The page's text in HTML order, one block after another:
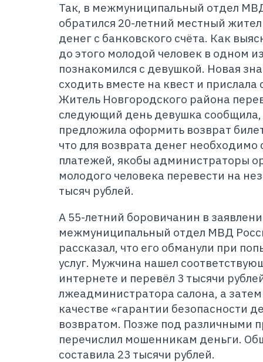
Так, в межмуниципальный отдел
обратился 20-летний местный
денег с банковского счёта. Как
до этого молодой человек в одном
познакомился с девушкой. Новая
сходить вместе на квест и прислала
Житель Новгородского района
следующий день девушка
предложила оформить возврат
что для возврата денег
платежей, якобы администраторы
молодого человека перевести на
тысяч рублей.
А 55-летний боровичанин в
межмуниципальный отдел МВД
рассказал, что его обманули при
услуг. Мужчина нашел
интернете и перевёл 3 тысячи
лжеадминистратора салона, а
качестве «гарантии безопасности
возвратом. Позже под различными
перечислил мошенникам деньги.
составила 23 тысячи рублей.